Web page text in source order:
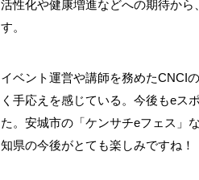
活性化や健康増進などへの期待か
す。
イベント運営や講師を務めたCNCI
く手応えを感じている。今後もeス
た。安城市の「ケンサチeフェス」
知県の今後がとても楽しみですね！